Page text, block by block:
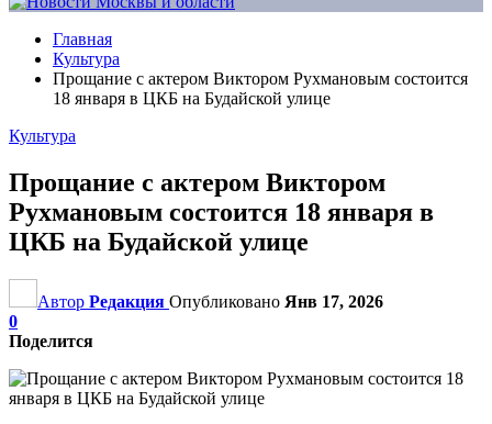
Главная
Культура
Прощание с актером Виктором Рухмановым состоится
18 января в ЦКБ на Будайской улице
Культура
Прощание с актером Виктором
Рухмановым состоится 18 января в
ЦКБ на Будайской улице
Автор Редакция Опубликовано Янв 17, 2026
0
Поделится